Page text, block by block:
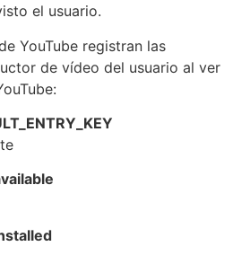
el usuario.
YouTube registran las
de vídeo del usuario al ver